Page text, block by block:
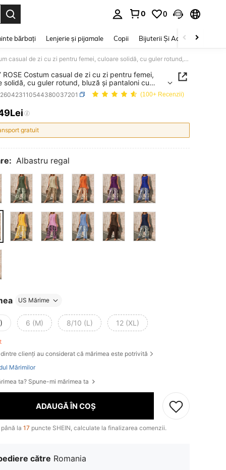
0 0
bărbați Lenjerie și pijamale Copii Bijuterii Și Accesorii
EMERY ROSE Costum casual de zi cu zi pentru femei, culoare solidă, cu guler rotund, bluză și pantaloni cu imprimeu floral
ROSE Costum casual de zi cu zi pentru femei,
solidă, cu guler rotund, bluză și pantaloni cu
floral
(100+ Recenzii)
AND AVAILABILITY
gratuit
Albastru regal
US Mărime
6 (M) 8/10 (L) 12 (XL)
dintre clienți au considerat că mărimea este potrivită
Mărimilor
ta? Spune-mi mărimea ta
ADAUGĂ ÎN COȘ
la 17 puncte SHEIN, calculate la finalizarea comenzii.
către Romania